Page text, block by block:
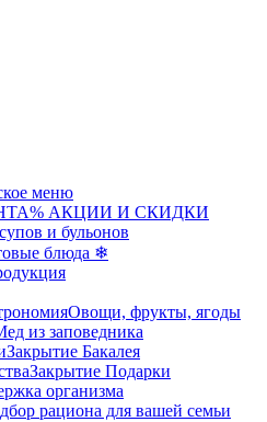
меню
% АКЦИИ И СКИДКИ
и бульонов
блюда ❄
Овощи, фрукты, ягоды
из заповедника
Закрытие Бакалея
Закрытие Подарки
организма
рациона для вашей семьи